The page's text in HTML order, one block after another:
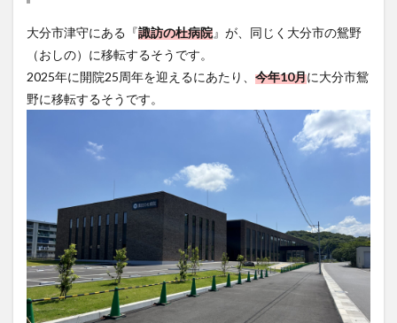
大分市津守にある『諏訪の杜病院』が、同じく大分市の鴛野
（おしの）に移転するそうです。
2025年に開院25周年を迎えるにあたり、 今年10月に大分市鴛
野に移転するそうです。